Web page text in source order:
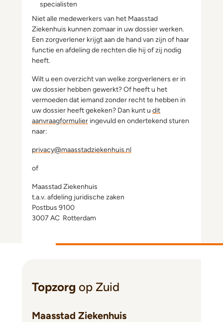
specialisten
Niet alle medewerkers van het Maasstad
Ziekenhuis kunnen zomaar in uw dossier werken.
Een zorgverlener krijgt aan de hand van zijn of haar
functie en afdeling de rechten die hij of zij nodig
heeft.
Wilt u een overzicht van welke zorgverleners er in
uw dossier hebben gewerkt? Of heeft u het
vermoeden dat iemand zonder recht te hebben in
uw dossier heeft gekeken? Dan kunt u dit
aanvraagformulier ingevuld en ondertekend sturen
naar:
privacy@maasstadziekenhuis.nl
of
Maasstad Ziekenhuis
t.a.v. afdeling juridische zaken
Postbus 9100
3007 AC Rotterdam
Topzorg op Zuid
Maasstad Ziekenhuis